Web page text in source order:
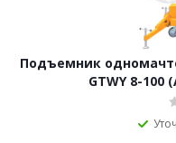
Подъемник
GTWY 8-100